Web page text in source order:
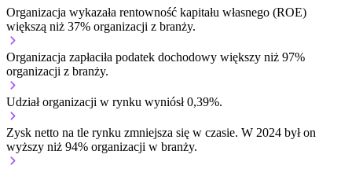
Organizacja wykazała rentowność kapitału własnego (ROE)
większą niż 37% organizacji z branży.
Organizacja zapłaciła podatek dochodowy większy niż 97%
organizacji z branży.
Udział organizacji w rynku wyniósł 0,39%.
Zysk netto na tle rynku zmniejsza się w czasie. W 2024 był on
wyższy niż 94% organizacji w branży.